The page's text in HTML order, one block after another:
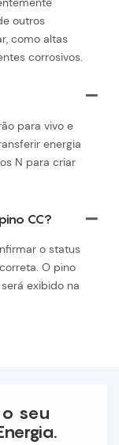
outros
como altas
corrosivos.
para vivo e
energia
N para criar
CC?
o status
O pino
exibido na
seu